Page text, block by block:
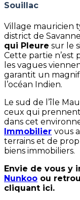
Souillac
Village mauricien
district de
qui Pleure sur le
Cette partie n’est
les vagues
garantit un
l’océan Indien.
Le sud de l’île
ceux qui prennent
dans cet
Immobilier vous
terrains et de
biens immobiliers.
Envie de vous y
Nunkoo ou
cliquant ici.